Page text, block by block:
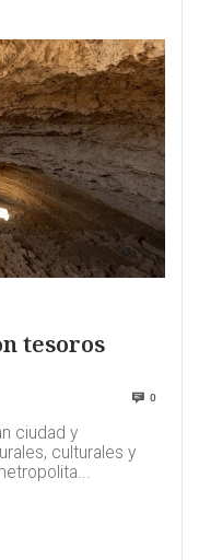
tesoros
0
ciudad y
culturales y